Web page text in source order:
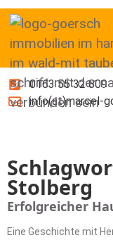
0163 55 32 809
info(at)marcel-
Stolberg
Erfolgreicher
Eine Geschichte mit